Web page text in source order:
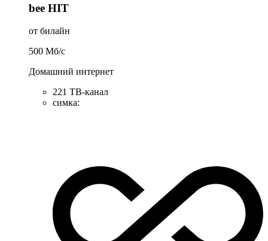
bee HIT
от билайн
500 Мб/c
Домашний интернет
221 ТB-канал
симка: